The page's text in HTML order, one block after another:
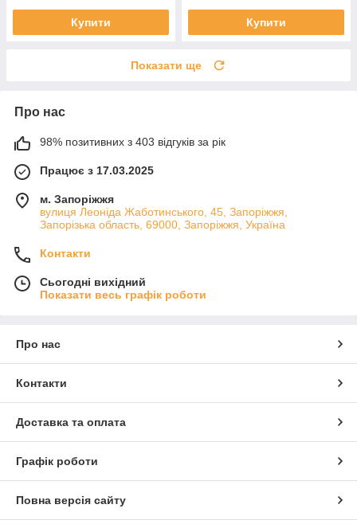
Купити Купити
Показати ще
Про нас
98% позитивних з 403 відгуків за рік
Працює з 17.03.2025
м. Запоріжжя
вулиця Леоніда Жаботинського, 45, Запоріжжя,
Запорізька область, 69000, Запоріжжя, Україна
Контакти
Сьогодні вихідний
Показати весь графік роботи
Про нас
Контакти
Доставка та оплата
Графік роботи
Повна версія сайту